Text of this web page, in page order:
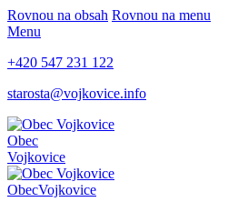
Rovnou na obsah Rovnou na menu
Menu
+420 547 231 122
starosta@vojkovice.info
Obec
Vojkovice
ObecVojkovice